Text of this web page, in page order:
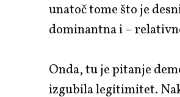
unatoč tome što je
dominantna i –
Onda, tu je pitanje
izgubila legitimitet.